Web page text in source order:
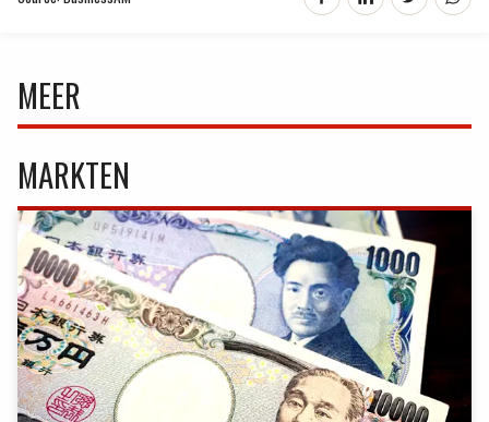
MEER
MARKTEN